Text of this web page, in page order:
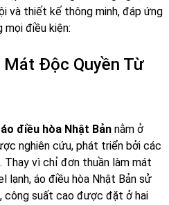
và thiết kế thông minh, đáp ứng
điều kiện:
Mát Độc Quyền Từ
áo điều hòa Nhật Bản nằm ở
nghiên cứu, phát triển bởi các
Thay vì chỉ đơn thuần làm mát
lạnh, áo điều hòa Nhật Bản sử
công suất cao được đặt ở hai